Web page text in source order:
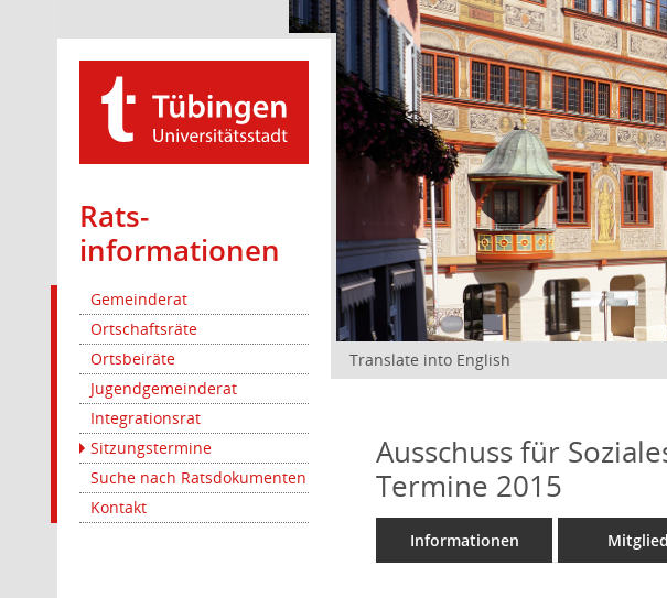
Rats­
informationen
Gemeinderat
Ortschaftsräte
Ortsbeiräte
Jugendgemeinderat
Integrationsrat
Sitzungstermine
Suche nach Ratsdokumenten
Kontakt
Translate into English
Ausschuss für
Termine 2015
Informationen